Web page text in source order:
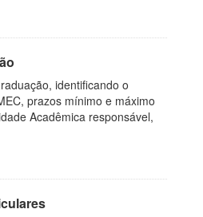
identificando o
prazos mínimo e máximo
Acadêmica responsável,